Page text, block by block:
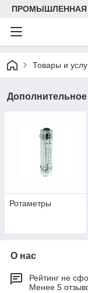
ПРОМЫШЛЕННАЯ
Товары и
Ротаметры
О нас
Рейтинг не
Менее 5